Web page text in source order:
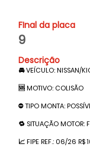
FInal da placa
9
Descrição
🚘 VEÍCULO: NISSAN/
🆘 MOTIVO: COLISÃO
⛔️ TIPO MONTA:
🔁 SITUAÇÃO MOTOR:
📈 FIPE REF.: 06/26